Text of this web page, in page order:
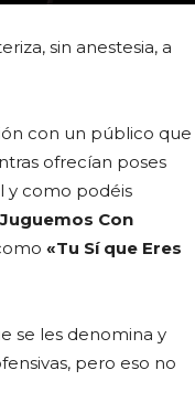
sin anestesia, a
con un público que
ofrecían poses
y como podéis
Con
«Tu Sí que Eres
se les denomina y
pero eso no